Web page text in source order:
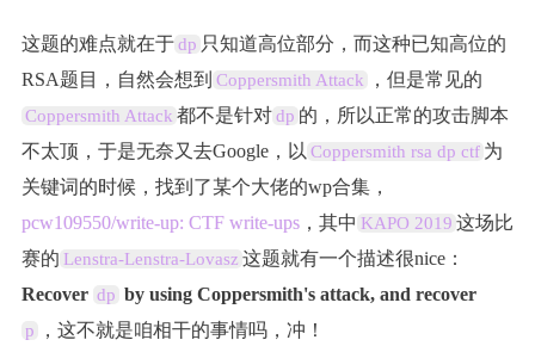
这题的难点就在于dp 只知道高位部分，而这种已知高位的
RSA题目，自然会想到 Coppersmith Attack ，但是常见的
Coppersmith Attack 都不是针对dp 的，所以正常的攻击脚本
不太顶，于是无奈又去Google，以 Coppersmith rsa dp ctf 为
关键词的时候，找到了某个大佬的wp合集，
pcw109550/write-up: CTF write-ups，其中 KAPO 2019 这场比
赛的 Lenstra-Lenstra-Lovasz 这题就有一个描述很nice：
Recover dp by using Coppersmith's attack, and recover
p ，这不就是咱相干的事情吗，冲！